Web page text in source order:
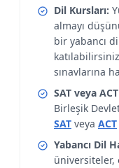
Dil Kursları:
almayı
bir yabancı
sınavlarına
SAT veya
Birleşik
SAT veya ACT
Yabancı Dil